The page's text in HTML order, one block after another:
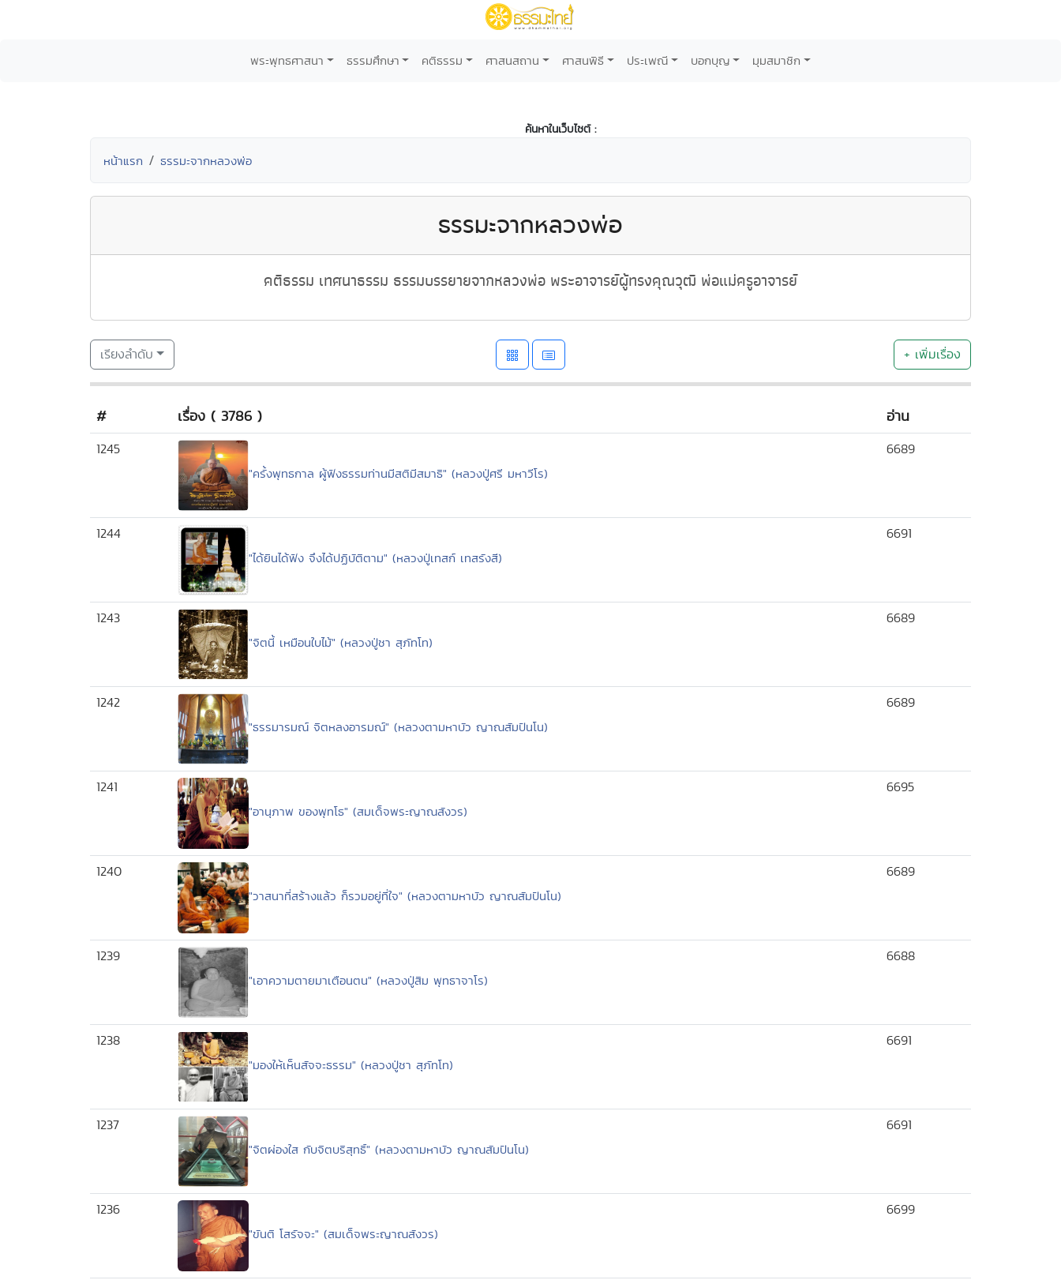
พระพุทธศาสนา ธรรมศึกษา คติธรรม ศาสนสถาน ศาสนพิธี ประเพณี บอกบุญ มุมสมาชิก
ค้นหาในเว็บไซต์ :
หน้าแรก ธรรมะจากหลวงพ่อ
ธรรมะจากหลวงพ่อ
คติธรรม เทศนาธรรม ธรรมบรรยายจากหลวงพ่อ พระอาจารย์ผู้ทรงคุณวุฒิ พ่อแม่ครูอาจารย์
เรียงลำดับ + เพิ่มเรื่อง
# เรื่อง ( 3786 ) อ่าน
1245
"ครั้งพุทธกาล ผู้ฟังธรรมท่านมีสติมีสมาธิ" (หลวงปู่ศรี มหาวีโร)
6689
1244
"ได้ยินได้ฟัง จึงได้ปฏิบัติตาม" (หลวงปู่เทสก์ เทสรังสี)
6691
1243
"จิตนี้ เหมือนใบไม้" (หลวงปู่ชา สุภัทโท)
6689
1242
"ธรรมารมณ์ จิตหลงอารมณ์" (หลวงตามหาบัว ญาณสัมปันโน)
6689
1241
"อานุภาพ ของพุทโธ" (สมเด็จพระญาณสังวร)
6695
1240
"วาสนาที่สร้างแล้ว ก็รวมอยู่ที่ใจ" (หลวงตามหาบัว ญาณสัมปันโน)
6689
1239
"เอาความตายมาเตือนตน" (หลวงปู่สิม พุทธาจาโร)
6688
1238
"มองให้เห็นสัจจะธรรม" (หลวงปู่ชา สุภัทโท)
6691
1237
"จิตผ่องใส กับจิตบริสุทธิ์" (หลวงตามหาบัว ญาณสัมปันโน)
6691
1236
"ขันติ โสรัจจะ" (สมเด็จพระญาณสังวร)
6699